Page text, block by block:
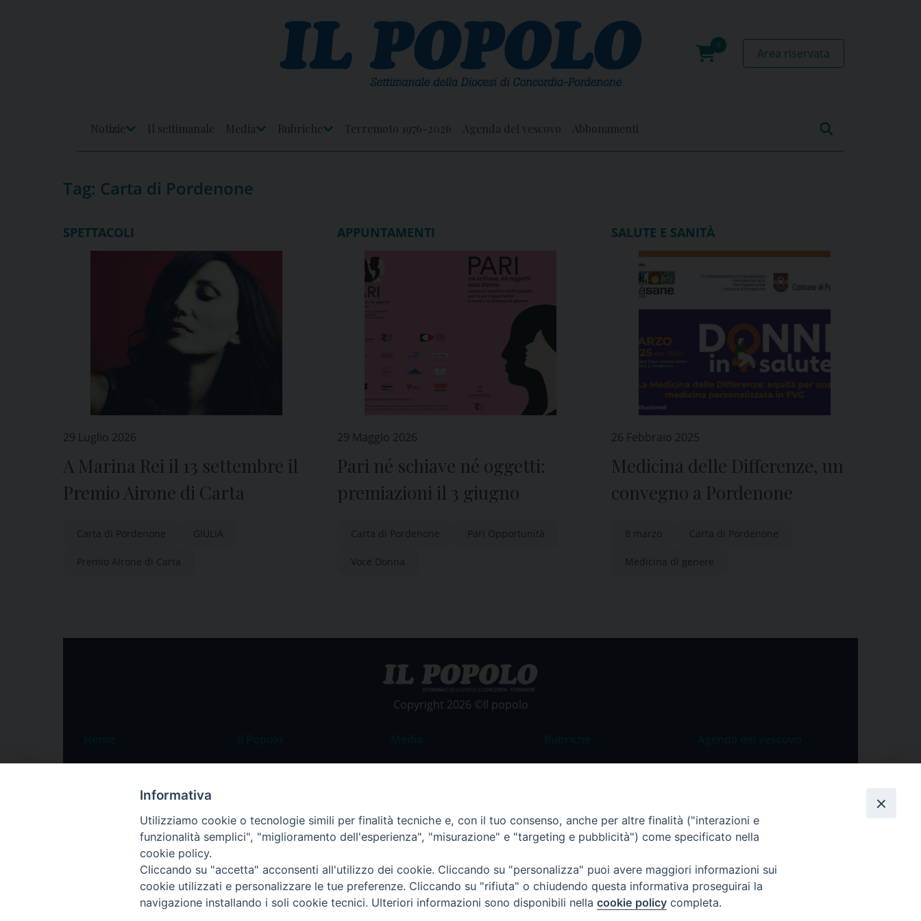
0
Area riservata
Notizie
Il settimanale
Media
Rubriche
Terremoto 1976-2026 Agenda del vescovo Abbonamenti
Tag: Carta di Pordenone
SPETTACOLI
29 Luglio 2026
A Marina Rei il 13 settembre il
Premio Airone di Carta
Carta di Pordenone GIULIA
Premio Airone di Carta
APPUNTAMENTI
29 Maggio 2026
Pari né schiave né oggetti:
premiazioni il 3 giugno
Carta di Pordenone Pari Opportunità
Voce Donna
SALUTE E SANITÀ
26 Febbraio 2025
Medicina delle Differenze, un
convegno a Pordenone
8 marzo Carta di Pordenone
Medicina di genere
Copyright 2026 ©Il popolo
Speciali
Pordenone
Portogruaro
Friuli Occidentale
Veneto Orientale
Il settimanale
La redazione
Pubblicità
Foto
Commento al Vangelo
Costume e Società
Apostolato della Preghiera
Regione FVG
Agenda del vescovo
Informativa
Utilizziamo cookie o tecnologie simili per finalità tecniche e, con il tuo consenso, anche per altre finalità ("interazioni e
funzionalità semplici", "miglioramento dell'esperienza", "misurazione" e "targeting e pubblicità") come specificato nella
cookie policy.
Cliccando su "accetta" acconsenti all'utilizzo dei cookie. Cliccando su "personalizza" puoi avere maggiori informazioni sui
cookie utilizzati e personalizzare le tue preferenze. Cliccando su "rifiuta" o chiudendo questa informativa proseguirai la
navigazione installando i soli cookie tecnici. Ulteriori informazioni sono disponibili nella cookie policy completa.